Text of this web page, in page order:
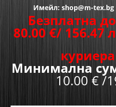
Имейл: shop@m-tex.bg
Безплатна
80.00 €/ 156.47
куриера
Минимална
10.00 € /